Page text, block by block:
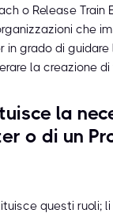
o Release Train
che
in grado di
la creazione di
la
o di un
questi ruoli;